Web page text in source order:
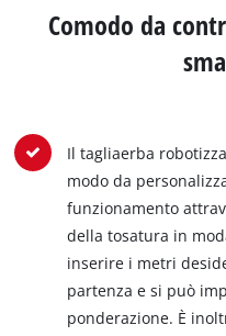
Comodo da
Il tagliaerba
modo da
funzionamento
della tosatura in
inserire i metri
partenza e si può
ponderazione. È